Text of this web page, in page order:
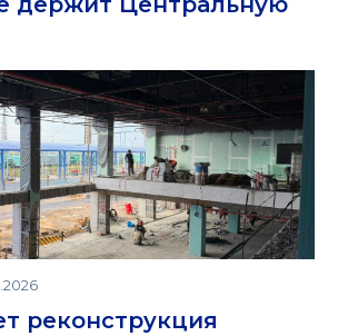
реконструкция